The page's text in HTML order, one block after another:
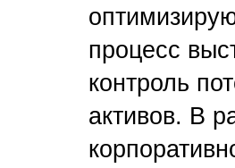
процесс
контроль
активов. В